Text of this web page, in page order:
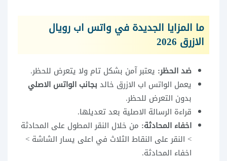
ما المزايا الجديدة في واتس اب رويال
الازرق 2026
ضد الحظر: يعتبر آمن بشكل تام ولا يتعرض للحظر.
يعمل الواتس اب الازرق خالد بجانب الواتس الاصلي
بدون التعرض للحظر.
قراءة الرسالة الاصلية بعد تعديلها.
اخفاء المحادثة: من خلال النقر المطول على المحادثة
> النقر على النقاط الثلاث في اعلى يسار الشاشة >
اخفاء المحادثة.